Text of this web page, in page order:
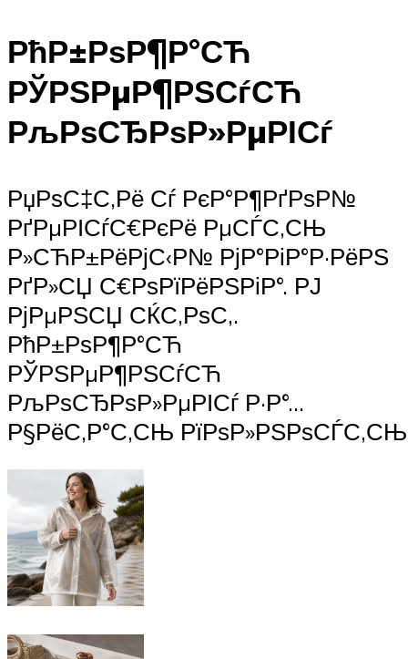
РћР±РѕР¶Р°СЋ
РЎРЅРµР¶РЅСѓСЋ
РљРѕСЂРѕР»РµРІСѓ
РџРѕС‡С‚Рё Сѓ РєР°Р¶РґРѕР№
РґРµРІСѓС€РєРё РµСЃС‚СЊ
Р»СЋР±РёРјС‹Р№ РјР°РіР°Р·РёРЅ
РґР»СЏ С€РѕРїРёРЅРіР°. РЈ
РјРµРЅСЏ СЌС‚РѕС‚.
РћР±РѕР¶Р°СЋ
РЎРЅРµР¶РЅСѓСЋ
РљРѕСЂРѕР»РµРІСѓ Р·Р°…
Р§РёС‚Р°С‚СЊ